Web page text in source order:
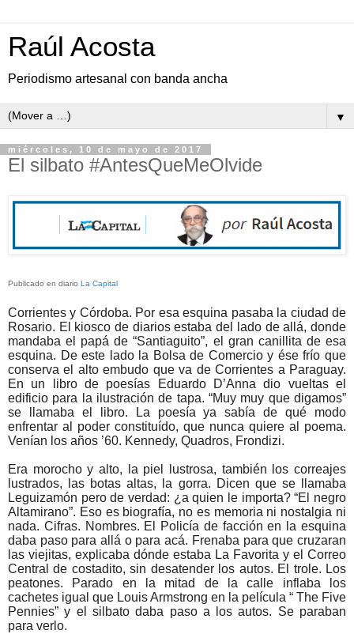
Raúl Acosta
Periodismo artesanal con banda ancha
▼
miércoles, 10 de mayo de 2017
El silbato #AntesQueMeOlvide
Publicado en diario La Capital
Corrientes y Córdoba. Por esa esquina pasaba la ciudad de
Rosario. El kiosco de diarios estaba del lado de allá, donde
mandaba el papá de “Santiaguito”, el gran canillita de esa
esquina. De este lado la Bolsa de Comercio y ése frío que
conserva el alto embudo que va de Corrientes a Paraguay.
En un libro de poesías Eduardo D’Anna dio vueltas el
edificio para la ilustración de tapa. “Muy muy que digamos”
se llamaba el libro. La poesía ya sabía de qué modo
enfrentar al poder constituído, que nunca quiere al poema.
Venían los años ’60. Kennedy, Quadros, Frondizi.
Era morocho y alto, la piel lustrosa, también los correajes
lustrados, las botas altas, la gorra. Dicen que se llamaba
Leguizamón pero de verdad: ¿a quien le importa? “El negro
Altamirano”. Eso es biografía, no es memoria ni nostalgia ni
nada. Cifras. Nombres. El Policía de facción en la esquina
daba paso para allá o para acá. Frenaba para que cruzaran
las viejitas, explicaba dónde estaba La Favorita y el Correo
Central de costadito, sin desatender los autos. El trole. Los
peatones. Parado en la mitad de la calle inflaba los
cachetes igual que Louis Armstrong en la película “ The Five
Pennies” y el silbato daba paso a los autos. Se paraban
para verlo.